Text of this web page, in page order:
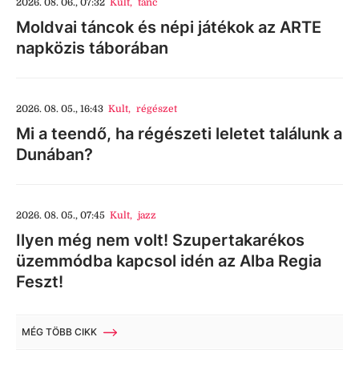
2026. 08. 06., 07:32 Kult, tánc
Moldvai táncok és népi játékok az ARTE
napközis táborában
2026. 08. 05., 16:43 Kult, régészet
Mi a teendő, ha régészeti leletet találunk a
Dunában?
2026. 08. 05., 07:45 Kult, jazz
Ilyen még nem volt! Szupertakarékos
üzemmódba kapcsol idén az Alba Regia
Feszt!
MÉG TÖBB CIKK